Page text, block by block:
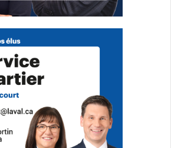
certifié LEED Or, couvre 10 680
améliorer les temps de réponse et la
du SPL. Laval est désormais divisée
mieux adaptées à sa
et démographique.
la prévention